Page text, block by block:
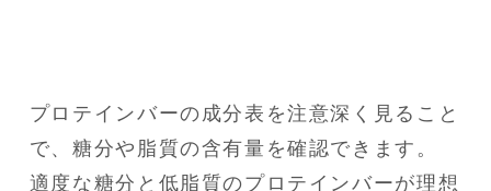
プロテインバーの成分表を注意深く見ること
で、糖分や脂質の含有量を確認できます。
適度な糖分と低脂質のプロテインバーが理想